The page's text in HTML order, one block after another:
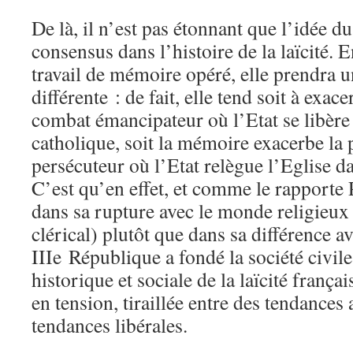
De là, il n’est pas étonnant que l’idée
consensus dans l’histoire de la laïcité.
travail de mémoire opéré, elle prendra
différente : de fait, elle tend soit à
combat émancipateur où l’Etat se
catholique, soit la mémoire exacerbe la
persécuteur où l’Etat relègue l’Eglise
C’est qu’en effet, et comme le rapporte
dans sa rupture avec le monde
clérical) plutôt que dans sa différence
IIIe République a fondé la société civile
historique et sociale de la laïcité
en tension, tiraillée entre des tendances
tendances libérales.